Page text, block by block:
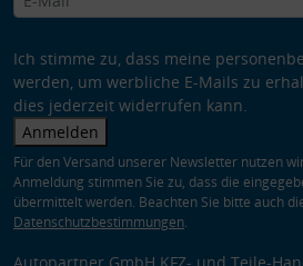
Ich stimme zu, dass meine
werden, um werbliche E-Mails zu
dies jederzeit widerrufen kann.
Anmelden
Für den Versand unserer Newsletter nutzen
Anmeldung stimmen Sie zu, dass die
übermittelt werden. Beachten Sie bitte auch
Datenschutzbestimmungen.